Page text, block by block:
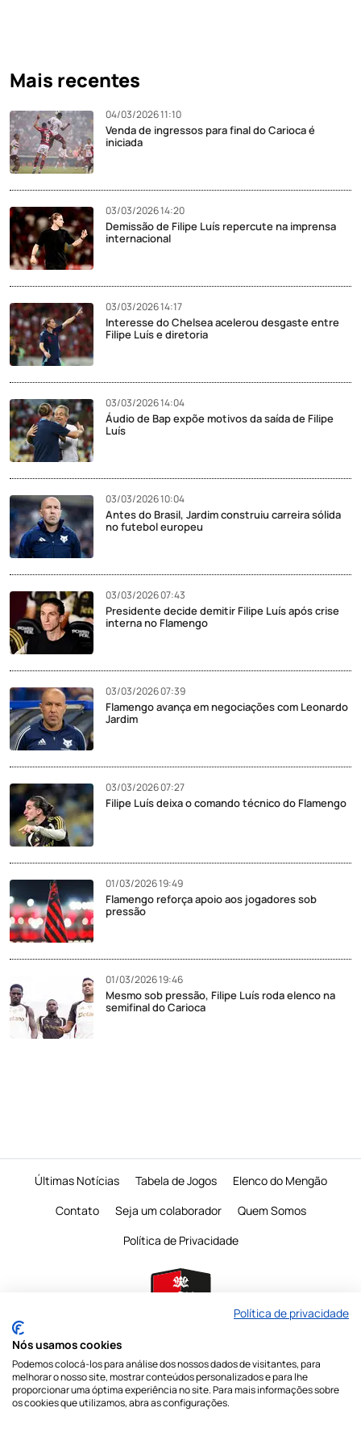
Mais recentes
04/03/2026 11:10
Venda de ingressos para final do Carioca é
iniciada
03/03/2026 14:20
Demissão de Filipe Luís repercute na imprensa
internacional
03/03/2026 14:17
Interesse do Chelsea acelerou desgaste entre
Filipe Luís e diretoria
03/03/2026 14:04
Áudio de Bap expõe motivos da saída de Filipe
Luís
03/03/2026 10:04
Antes do Brasil, Jardim construiu carreira sólida
no futebol europeu
03/03/2026 07:43
Presidente decide demitir Filipe Luís após crise
interna no Flamengo
03/03/2026 07:39
Flamengo avança em negociações com Leonardo
Jardim
03/03/2026 07:27
Filipe Luís deixa o comando técnico do Flamengo
01/03/2026 19:49
Flamengo reforça apoio aos jogadores sob
pressão
01/03/2026 19:46
Mesmo sob pressão, Filipe Luís roda elenco na
semifinal do Carioca
Últimas Notícias Tabela de Jogos
Elenco do Mengão
Contato
Seja um colaborador
Quem Somos
Política de Privacidade
É proibido a reprodução do conteudo desta página em qualquer meio de
comunicação,eletronico ou impresso, sem autorização escrita do Mengo
Mania
Política de privacidade
Nós usamos cookies
Podemos colocá-los para análise dos nossos dados de visitantes, para
melhorar o nosso site, mostrar conteúdos personalizados e para lhe
proporcionar uma óptima experiência no site. Para mais informações sobre
os cookies que utilizamos, abra as configurações.